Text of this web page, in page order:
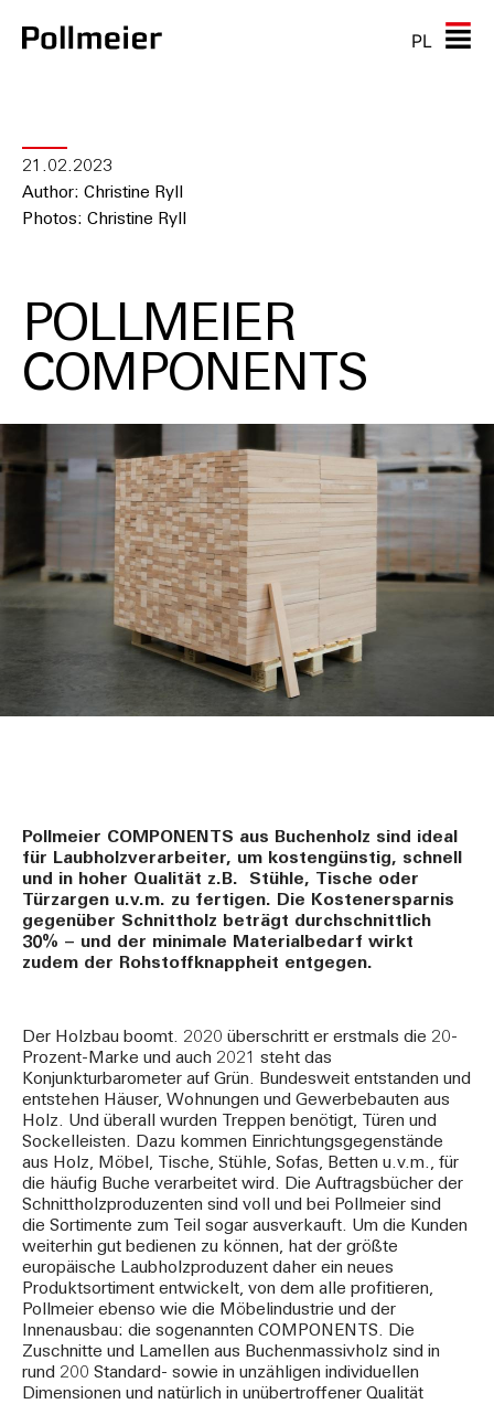
PL
21.02.2023
Author: Christine Ryll
Photos: Christine Ryll
POLLMEIER
COMPONENTS
Pollmeier COMPONENTS aus Buchenholz sind ideal
für Laubholzverarbeiter, um kostengünstig, schnell
und in hoher Qualität z.B. Stühle, Tische oder
Türzargen u.v.m. zu fertigen. Die Kostenersparnis
gegenüber Schnittholz beträgt durchschnittlich
30% – und der minimale Materialbedarf wirkt
zudem der Rohstoffknappheit entgegen.
Der Holzbau boomt. 2020 überschritt er erstmals die 20-
Prozent-Marke und auch 2021 steht das
Konjunkturbarometer auf Grün. Bundesweit entstanden und
entstehen Häuser, Wohnungen und Gewerbebauten aus
Holz. Und überall wurden Treppen benötigt, Türen und
Sockelleisten. Dazu kommen Einrichtungsgegenstände
aus Holz, Möbel, Tische, Stühle, Sofas, Betten u.v.m., für
die häufig Buche verarbeitet wird. Die Auftragsbücher der
Schnittholzproduzenten sind voll und bei Pollmeier sind
die Sortimente zum Teil sogar ausverkauft. Um die Kunden
weiterhin gut bedienen zu können, hat der größte
europäische Laubholzproduzent daher ein neues
Produktsortiment entwickelt, von dem alle profitieren,
Pollmeier ebenso wie die Möbelindustrie und der
Innenausbau: die sogenannten COMPONENTS. Die
Zuschnitte und Lamellen aus Buchenmassivholz sind in
rund 200 Standard- sowie in unzähligen individuellen
Dimensionen und natürlich in unübertroffener Qualität